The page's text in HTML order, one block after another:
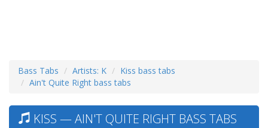
Bass Tabs Artists: K
Kiss bass tabs
Ain't Quite Right bass tabs
KISS — AIN'T QUITE RIGHT BASS TABS